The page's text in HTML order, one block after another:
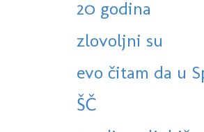
20 godina
zlovoljni su
evo čitam da u
ŠČ